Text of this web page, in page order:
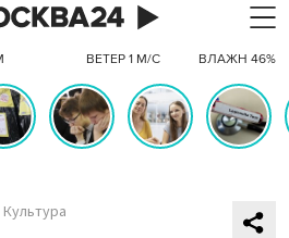
ВЕТЕР 1 М/С ВЛАЖН 46%
Культура